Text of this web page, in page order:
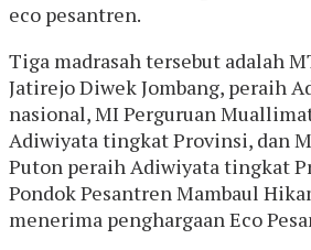
eco pesantren.
Tiga madrasah tersebut adalah
Jatirejo Diwek Jombang, peraih
nasional, MI Perguruan
Adiwiyata tingkat Provinsi, dan
Puton peraih Adiwiyata tingkat
Pondok Pesantren Mambaul
menerima penghargaan Eco